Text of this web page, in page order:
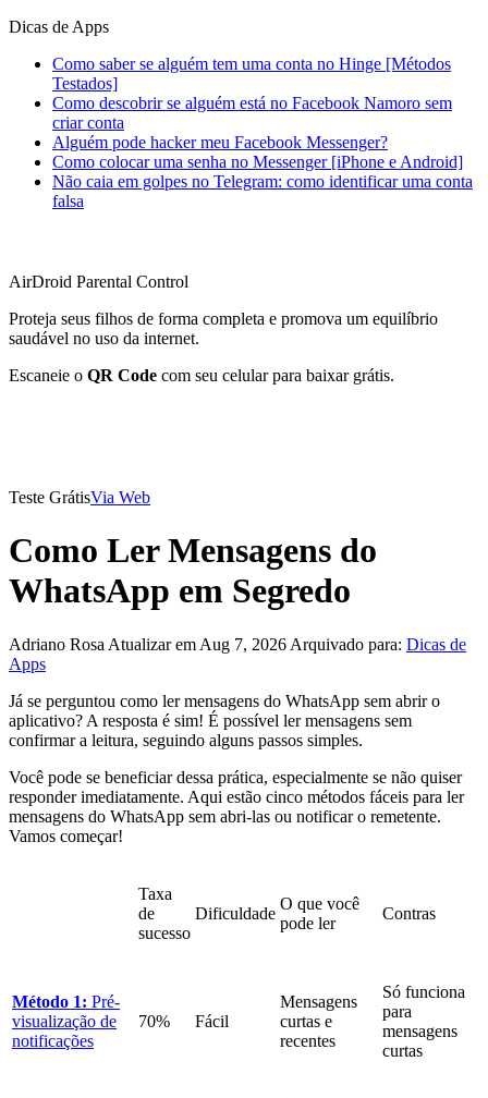
Dicas de Apps
Como saber se alguém tem uma conta no Hinge [Métodos
Testados]
Como descobrir se alguém está no Facebook Namoro sem
criar conta
Alguém pode hacker meu Facebook Messenger?
Como colocar uma senha no Messenger [iPhone e Android]
Não caia em golpes no Telegram: como identificar uma conta
falsa
AirDroid Parental Control
Proteja seus filhos de forma completa e promova um equilíbrio
saudável no uso da internet.
Escaneie o QR Code com seu celular para baixar grátis.
Teste GrátisVia Web
Como Ler Mensagens do
WhatsApp em Segredo
Adriano Rosa Atualizar em Aug 7, 2026 Arquivado para: Dicas de
Apps
Já se perguntou como ler mensagens do WhatsApp sem abrir o
aplicativo? A resposta é sim! É possível ler mensagens sem
confirmar a leitura, seguindo alguns passos simples.
Você pode se beneficiar dessa prática, especialmente se não quiser
responder imediatamente. Aqui estão cinco métodos fáceis para ler
mensagens do WhatsApp sem abri-las ou notificar o remetente.
Vamos começar!
Taxa
de
sucesso
Dificuldade
O que você
pode ler
Contras
Método 1: Pré-
visualização de
notificações
70% Fácil
Mensagens
curtas e
recentes
Só funciona
para
mensagens
curtas